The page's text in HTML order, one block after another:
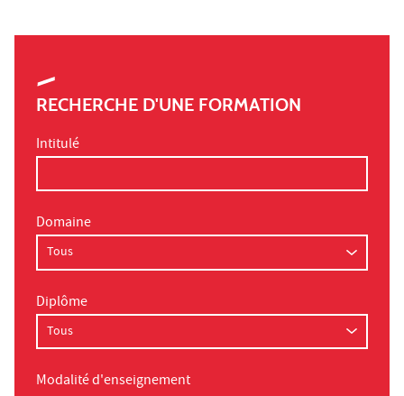
RECHERCHE D'UNE FORMATION
Intitulé
Domaine
Diplôme
Modalité d'enseignement